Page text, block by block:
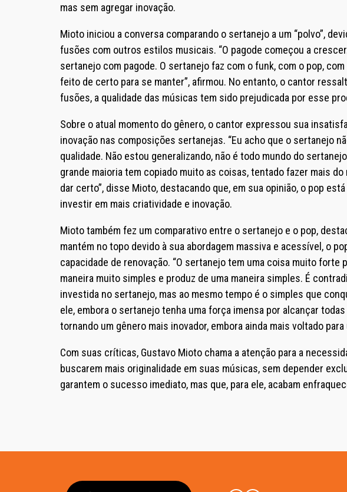
mas sem agregar inovação.
Mioto iniciou a conversa comparando o sertanejo a um “polvo”,
fusões com outros estilos musicais. “O pagode começou a
sertanejo com pagode. O sertanejo faz com o funk, com o pop,
feito de certo para se manter”, afirmou. No entanto, o cantor
fusões, a qualidade das músicas tem sido prejudicada por esse
Sobre o atual momento do gênero, o cantor expressou sua
inovação nas composições sertanejas. “Eu acho que o sertanejo
qualidade. Não estou generalizando, não é todo mundo do
grande maioria tem copiado muito as coisas, tentado fazer mais
dar certo”, disse Mioto, destacando que, em sua opinião, o pop
investir em mais criatividade e inovação.
Mioto também fez um comparativo entre o sertanejo e o pop,
mantém no topo devido à sua abordagem massiva e acessível, o
capacidade de renovação. “O sertanejo tem uma coisa muito forte
maneira muito simples e produz de uma maneira simples. É
investida no sertanejo, mas ao mesmo tempo é o simples que
ele, embora o sertanejo tenha uma força imensa por alcançar
tornando um gênero mais inovador, embora ainda mais voltado
Com suas críticas, Gustavo Mioto chama a atenção para a
buscarem mais originalidade em suas músicas, sem depender
garantem o sucesso imediato, mas que, para ele, acabam